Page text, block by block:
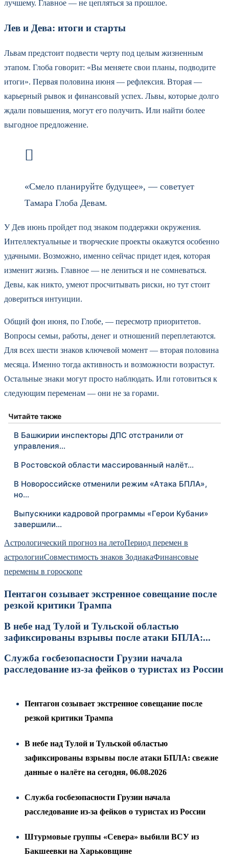
лучшему. Главное — не цепляться за прошлое.
Лев и Дева: итоги и старты
Львам предстоит подвести черту под целым жизненным
этапом. Глоба говорит: «Вы меняете свои планы, подводите
итоги». Первая половина июня — рефлексия. Вторая —
карьерный рывок и финансовый успех. Львы, которые долго
ждали повышения, могут его получить. Или найти более
выгодное предложение.
«Смело планируйте будущее», — советует
Тамара Глоба Девам.
У Дев июнь пройдет под знаком поддержки окружения.
Интеллектуальные и творческие проекты окажутся особенно
удачными. Возможно, именно сейчас придет идея, которая
изменит жизнь. Главное — не лениться и не сомневаться.
Девы, как никто, умеют просчитывать риски, но тут стоит
довериться интуиции.
Общий фон июня, по Глобе, — пересмотр приоритетов.
Вопросы семьи, работы, денег и отношений переплетаются.
Для всех шести знаков ключевой момент — вторая половина
месяца. Именно тогда активность и возможности возрастут.
Остальные знаки могут просто наблюдать. Или готовиться к
следующим переменам — они не за горами.
Читайте также
В Башкирии инспекторы ДПС отстранили от
управления…
В Ростовской области массированный налёт…
В Новороссийске отменили режим «Атака БПЛА»,
но…
Выпускники кадровой программы «Герои Кубани»
завершили…
Астрологический прогноз на летоПериод перемен в
астрологииСовместимость знаков ЗодиакаФинансовые
перемены в гороскопе
Пентагон созывает экстренное совещание после
резкой критики Трампа
В небе над Тулой и Тульской областью
зафиксированы взрывы после атаки БПЛА:...
Служба госбезопасности Грузии начала
расследование из-за фейков о туристах из России
Пентагон созывает экстренное совещание после
резкой критики Трампа
В небе над Тулой и Тульской областью
зафиксированы взрывы после атаки БПЛА: свежие
данные о налёте на сегодня, 06.08.2026
Служба госбезопасности Грузии начала
расследование из-за фейков о туристах из России
Штурмовые группы «Севера» выбили ВСУ из
Бакшеевки на Харьковщине